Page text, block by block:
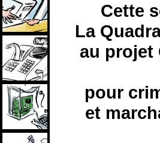
Cette
La
au projet
pour
et